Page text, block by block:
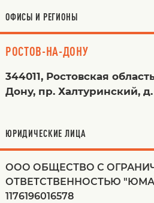
ОФИСЫ И РЕГИОНЫ
РОСТОВ-НА-ДОНУ
344011, Ростовская
Дону, пр. Халтуринский, д.
ЮРИДИЧЕСКИЕ ЛИЦА
ООО ОБЩЕСТВО С
ОТВЕТСТВЕННОСТЬЮ
1176196016578